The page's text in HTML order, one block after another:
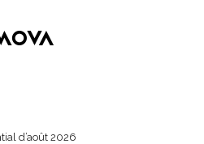
d’août 2026